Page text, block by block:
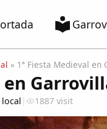
» 1ª Fiesta Medieval
en
| 1887 visit